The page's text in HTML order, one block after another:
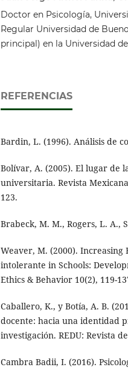
Doctor en Psicología,
Regular Universidad de
principal) en la Universidad
REFERENCIAS
Bardin, L. (1996). Análisis de
Bolívar, A. (2005). El lugar de
universitaria. Revista
123.
Brabeck, M. M., Rogers, L. A.,
Weaver, M. (2000).
intolerante in Schools:
Ethics & Behavior 10(2), 119-
Caballero, K., y Botía, A. B.
docente: hacia una identidad
investigación. REDU: Revista
Cambra Badii, I. (2016).